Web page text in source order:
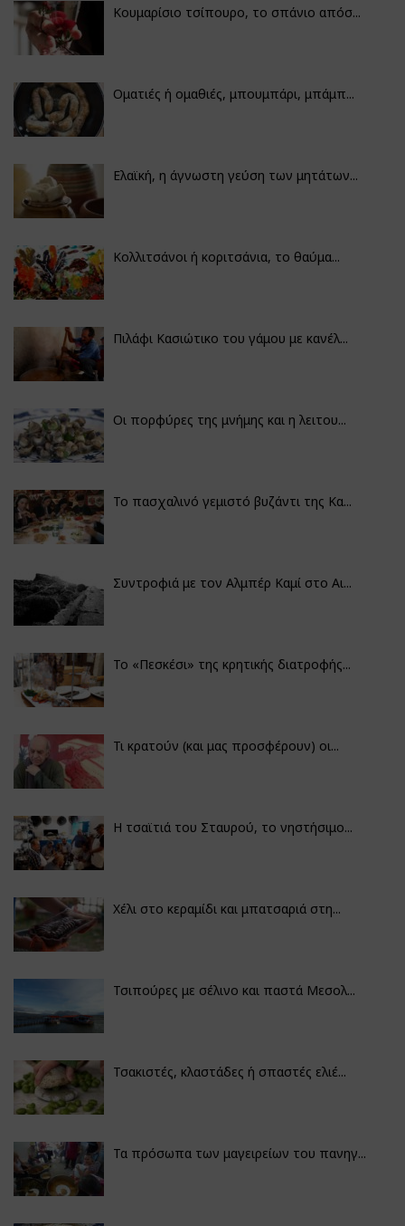
Κουμαρίσιο τσίπουρο, το σπάνιο απόσ...
Οματιές ή ομαθιές, μπουμπάρι, μπάμπ...
Ελαϊκή, η άγνωστη γεύση των μητάτων...
Κολλιτσάνοι ή κοριτσάνια, το θαύμα...
Πιλάφι Κασιώτικο του γάμου με κανέλ...
Οι πορφύρες της μνήμης και η λειτου...
Το πασχαλινό γεμιστό βυζάντι της Κα...
Συντροφιά με τον Αλμπέρ Καμί στο Αι...
Το «Πεσκέσι» της κρητικής διατροφής...
Τι κρατούν (και μας προσφέρουν) οι...
Η τσαϊτιά του Σταυρού, το νηστήσιμο...
Χέλι στο κεραμίδι και μπατσαριά στη...
Τσιπούρες με σέλινο και παστά Μεσολ...
Τσακιστές, κλαστάδες ή σπαστές ελιέ...
Τα πρόσωπα των μαγειρείων του πανηγ...